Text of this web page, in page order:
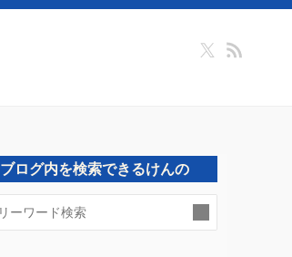
ブログ内を検索できるけんの